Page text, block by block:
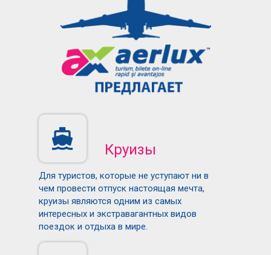
Круизы
Для туристов, которые не уступают ни в
чем провести отпуск настоящая мечта,
круизы являются одним из самых
интересных и экстравагантных видов
поездок и отдыха в мире.